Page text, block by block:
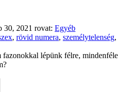
30, 2021 rovat: Egyéb
, rövid numera, személytelenség,
fazonokkal lépünk félre, mindenféle